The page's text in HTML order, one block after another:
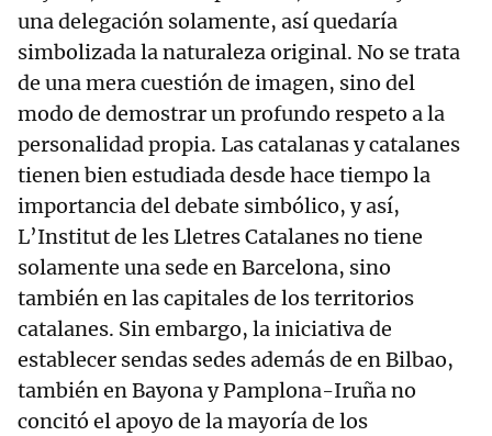
una delegación solamente, así quedaría
simbolizada la naturaleza original. No se trata
de una mera cuestión de imagen, sino del
modo de demostrar un profundo respeto a la
personalidad propia. Las catalanas y catalanes
tienen bien estudiada desde hace tiempo la
importancia del debate simbólico, y así,
L’Institut de les Lletres Catalanes no tiene
solamente una sede en Barcelona, sino
también en las capitales de los territorios
catalanes. Sin embargo, la iniciativa de
establecer sendas sedes además de en Bilbao,
también en Bayona y Pamplona-Iruña no
concitó el apoyo de la mayoría de los